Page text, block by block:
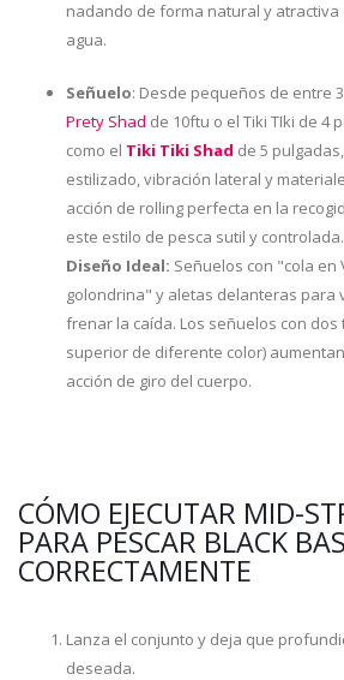
nadando de forma natural y atractiva
agua.
Señuelo: Desde pequeños de entre
Prety Shad de 10ftu o el Tiki TIki de 4
como el Tiki Tiki Shad de 5
estilizado, vibración lateral y
acción de rolling perfecta en la
este estilo de pesca sutil y controlada.
Diseño Ideal: Señuelos con "cola en
golondrina" y aletas delanteras para
frenar la caída. Los señuelos con
superior de diferente color)
acción de giro del cuerpo.
CÓMO EJECUTAR MID-
PARA PESCAR BLACK
CORRECTAMENTE
Lanza el conjunto y deja que
deseada.